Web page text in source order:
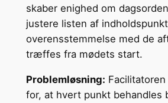
skaber enighed om
justere listen af
overensstemmelse med de
træffes fra mødets start.
Problemløsning:
for, at hvert punkt behandles